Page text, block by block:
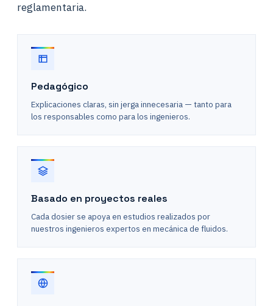
reglamentaria.
Pedagógico
Explicaciones claras, sin jerga innecesaria — tanto para
los responsables como para los ingenieros.
Basado en proyectos reales
Cada dosier se apoya en estudios realizados por
nuestros ingenieros expertos en mecánica de fluidos.